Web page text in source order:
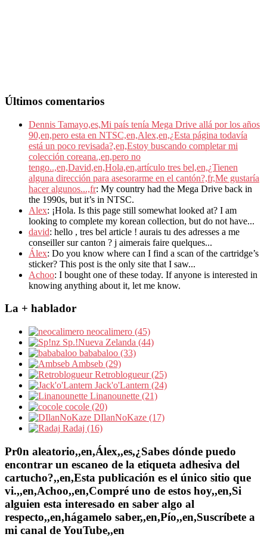
Últimos comentarios
Dennis Tamayo,es,Mi país tenía Mega Drive allá por los años
90,en,pero esta en NTSC,en,Alex,en,¿Esta página todavía
está un poco revisada?,en,Estoy buscando completar mi
colección coreana.,en,pero no
tengo..,en,David,en,Hola,en,artículo tres bel,en,¿Tienen
alguna dirección para asesorarme en el cantón?,fr,Me gustaría
hacer algunos...,fr: My country had the Mega Drive back in
the 1990s, but it’s in NTSC.
Alex: ¡Hola. Is this page still somewhat looked at? I am
looking to complete my korean collection, but do not have...
david: hello , tres bel article ! aurais tu des adresses a me
conseiller sur canton ? j aimerais faire quelques...
Álex: Do you know where can I find a scan of the cartridge’s
sticker? This post is the only site that I saw...
Achoo: I bought one of these today. If anyone is interested in
knowing anything about it, let me know.
La + hablador
neocalimero (45)
Sp.!Nueva Zelanda (44)
bababaloo (33)
Ambseb (29)
Retroblogueur (25)
Jack'o'Lantern (24)
Linanounette (21)
cocole (20)
DIlanNoKaze (17)
Radaj (16)
Pr0n aleatorio,,en,Álex,,es,¿Sabes dónde puedo
encontrar un escaneo de la etiqueta adhesiva del
cartucho?,,en,Esta publicación es el único sitio que
vi.,,en,Achoo,,en,Compré uno de estos hoy,,en,Si
alguien esta interesado en saber algo al
respecto,,en,hágamelo saber,,en,Pío,,en,Suscríbete a
mi canal de YouTube,,en